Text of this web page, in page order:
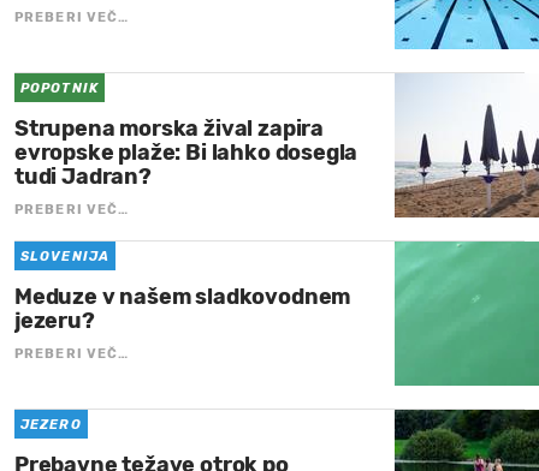
PREBERI VEČ…
POPOTNIK
Strupena morska žival zapira
evropske plaže: Bi lahko dosegla
tudi Jadran?
PREBERI VEČ…
SLOVENIJA
Meduze v našem sladkovodnem
jezeru?
PREBERI VEČ…
JEZERO
Prebavne težave otrok po